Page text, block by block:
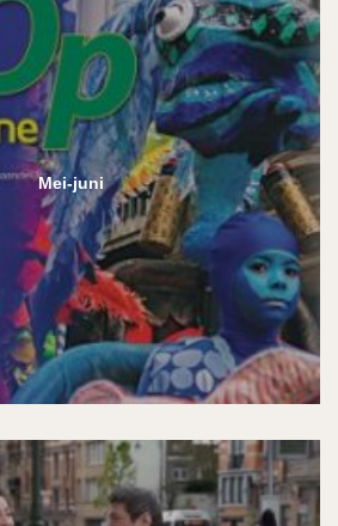
Mei-juni